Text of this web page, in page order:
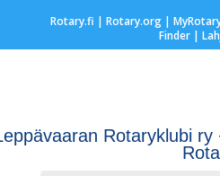
Rotary.fi | Rotary.org|
Finder|
Rotaryklubi ry